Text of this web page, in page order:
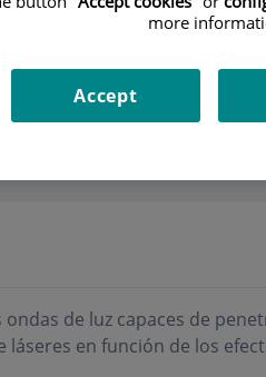
de luz capaces de
en función de los
more
Accept